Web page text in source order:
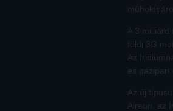
A 3 milliárd
földi 3G
Az
és gázipari
Az új
Aireon, az